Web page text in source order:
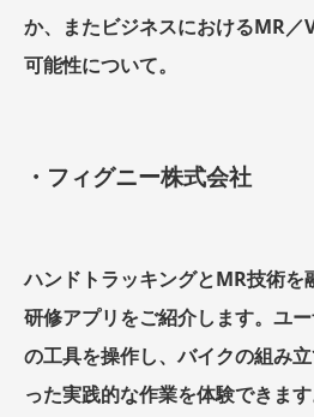
か、またビジネスにおけるMR／
可能性について。
・フィグニー株式会社
ハンドトラッキングとMR技術を
研修アプリをご紹介します。ユ
の工具を操作し、バイクの組み
った実践的な作業を体験できます